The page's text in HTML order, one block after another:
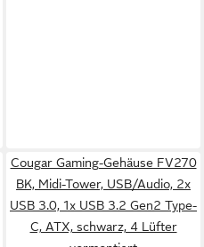
Cougar Gaming-Gehäuse FV270
BK, Midi-Tower, USB/Audio, 2x
USB 3.0, 1x USB 3.2 Gen2 Type-
C, ATX, schwarz, 4 Lüfter